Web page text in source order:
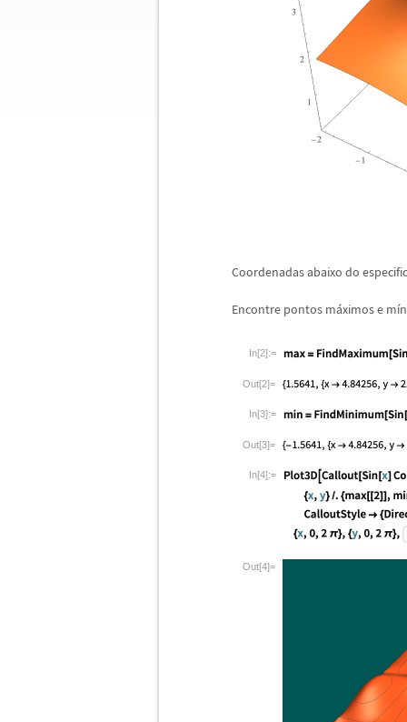
Coordenadas abaixo do
Encontre pontos máximos e mí
In[2]:=
Out[2]=
In[3]:=
Out[3]=
In[4]:=
Out[4]=